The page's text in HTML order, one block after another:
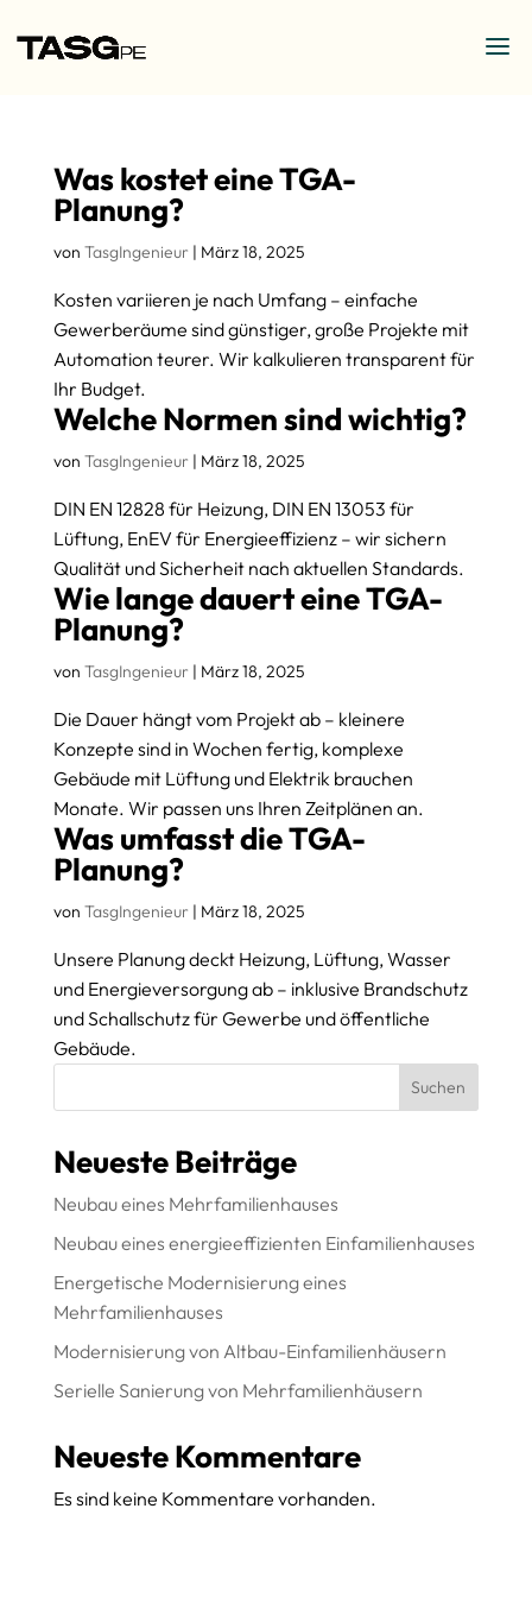
Was kostet eine TGA-
Planung?
von TasgIngenieur | März 18, 2025
Kosten variieren je nach Umfang – einfache
Gewerberäume sind günstiger, große Projekte mit
Automation teurer. Wir kalkulieren transparent für
Ihr Budget.
Welche Normen sind wichtig?
von TasgIngenieur | März 18, 2025
DIN EN 12828 für Heizung, DIN EN 13053 für
Lüftung, EnEV für Energieeffizienz – wir sichern
Qualität und Sicherheit nach aktuellen Standards.
Wie lange dauert eine TGA-
Planung?
von TasgIngenieur | März 18, 2025
Die Dauer hängt vom Projekt ab – kleinere
Konzepte sind in Wochen fertig, komplexe
Gebäude mit Lüftung und Elektrik brauchen
Monate. Wir passen uns Ihren Zeitplänen an.
Was umfasst die TGA-
Planung?
von TasgIngenieur | März 18, 2025
Unsere Planung deckt Heizung, Lüftung, Wasser
und Energieversorgung ab – inklusive Brandschutz
und Schallschutz für Gewerbe und öffentliche
Gebäude.
Suchen
Neueste Beiträge
Neubau eines Mehrfamilienhauses
Neubau eines energieeffizienten Einfamilienhauses
Energetische Modernisierung eines
Mehrfamilienhauses
Modernisierung von Altbau-Einfamilienhäusern
Serielle Sanierung von Mehrfamilienhäusern
Neueste Kommentare
Es sind keine Kommentare vorhanden.